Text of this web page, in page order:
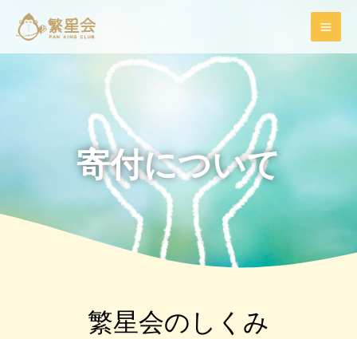
を
MAIN
MENU
寄付について
繁星会のしくみ